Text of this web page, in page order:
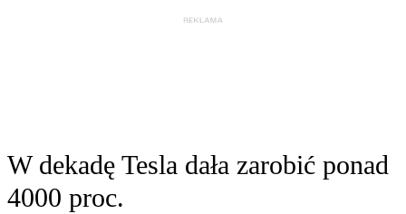
W dekadę Tesla dała zarobić ponad
4000 proc.